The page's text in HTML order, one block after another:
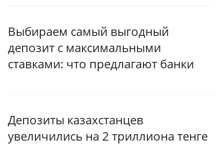
Выбираем самый выгодный
депозит с максимальными
ставками: что предлагают банки
Депозиты казахстанцев
увеличились на 2 триллиона тенге